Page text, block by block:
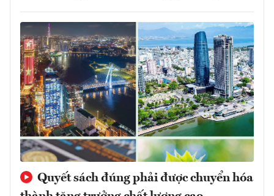
Quyết sách đúng phải được chuyển hóa